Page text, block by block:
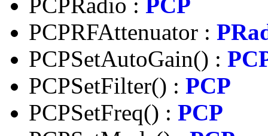
PCPRFAttenuator :
PCPSetAutoGain() :
PCPSetFilter() : PCP
PCPSetFreq() : PCP